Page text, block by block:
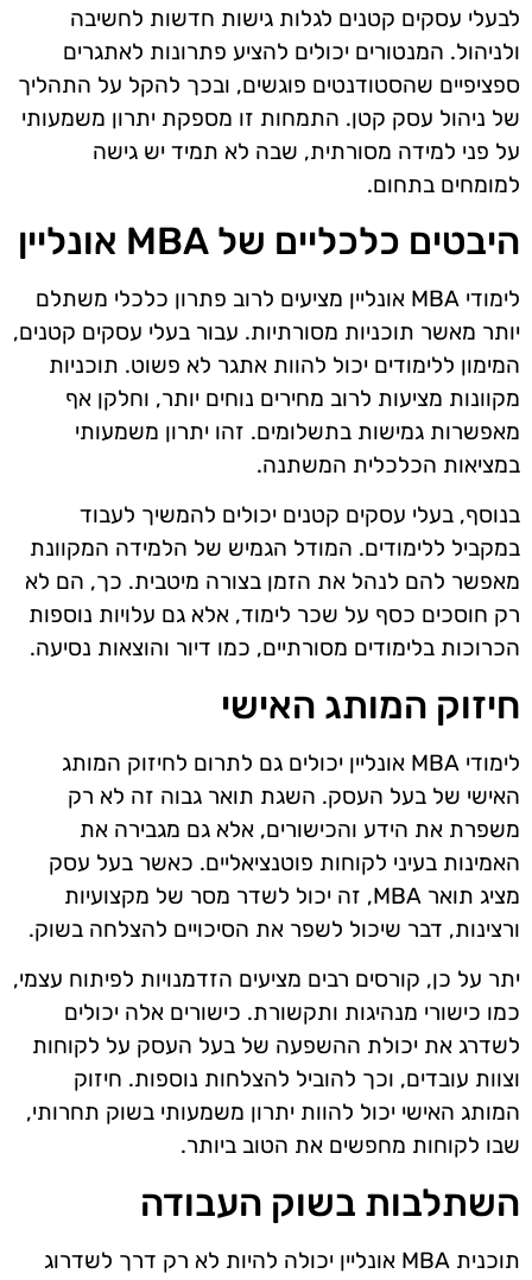
לבעלי עסקים קטנים לגלות גישות חדשות לחשיבה
ולניהול. המנטורים יכולים להציע פתרונות לאתגרים
ספציפיים שהסטודנטים פוגשים, ובכך להקל על התהליך
של ניהול עסק קטן. התמחות זו מספקת יתרון משמעותי
על פני למידה מסורתית, שבה לא תמיד יש גישה
למומחים בתחום.
היבטים כלכליים של MBA אונליין
לימודי MBA אונליין מציעים לרוב פתרון כלכלי משתלם
יותר מאשר תוכניות מסורתיות. עבור בעלי עסקים קטנים,
המימון ללימודים יכול להוות אתגר לא פשוט. תוכניות
מקוונות מציעות לרוב מחירים נוחים יותר, וחלקן אף
מאפשרות גמישות בתשלומים. זהו יתרון משמעותי
במציאות הכלכלית המשתנה.
בנוסף, בעלי עסקים קטנים יכולים להמשיך לעבוד
במקביל ללימודים. המודל הגמיש של הלמידה המקוונת
מאפשר להם לנהל את הזמן בצורה מיטבית. כך, הם לא
רק חוסכים כסף על שכר לימוד, אלא גם עלויות נוספות
הכרוכות בלימודים מסורתיים, כמו דיור והוצאות נסיעה.
חיזוק המותג האישי
לימודי MBA אונליין יכולים גם לתרום לחיזוק המותג
האישי של בעל העסק. השגת תואר גבוה זה לא רק
משפרת את הידע והכישורים, אלא גם מגבירה את
האמינות בעיני לקוחות פוטנציאליים. כאשר בעל עסק
מציג תואר MBA, זה יכול לשדר מסר של מקצועיות
ורצינות, דבר שיכול לשפר את הסיכויים להצלחה בשוק.
יתר על כן, קורסים רבים מציעים הזדמנויות לפיתוח עצמי,
כמו כישורי מנהיגות ותקשורת. כישורים אלה יכולים
לשדרג את יכולת ההשפעה של בעל העסק על לקוחות
וצוות עובדים, וכך להוביל להצלחות נוספות. חיזוק
המותג האישי יכול להוות יתרון משמעותי בשוק תחרותי,
שבו לקוחות מחפשים את הטוב ביותר.
השתלבות בשוק העבודה
תוכנית MBA אונליין יכולה להיות לא רק דרך לשדרוג